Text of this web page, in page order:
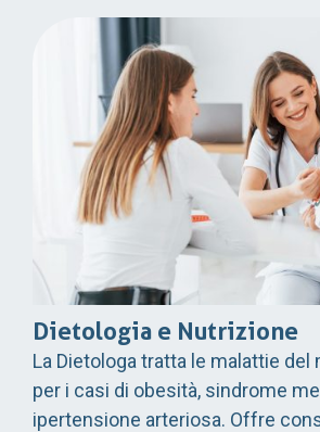
Dietologia e Nutrizione
La Dietologa tratta le malattie
per i casi di obesità, sindrome
ipertensione arteriosa. Offre